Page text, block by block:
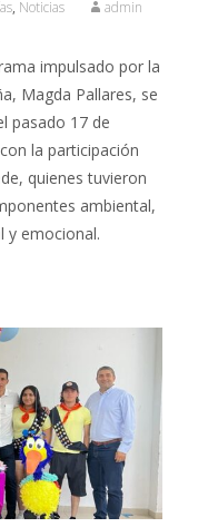
, Noticias admin
impulsado por la
Magda Pallares, se
pasado 17 de
la participación
quienes tuvieron
ambiental,
y emocional.